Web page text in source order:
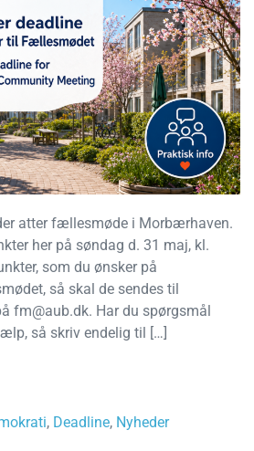
atter fællesmøde i Morbærhaven.
her på søndag d. 31 maj, kl.
som du ønsker på
så skal de sendes til
fm@aub.dk. Har du spørgsmål
så skriv endelig til […]
, Deadline, Nyheder